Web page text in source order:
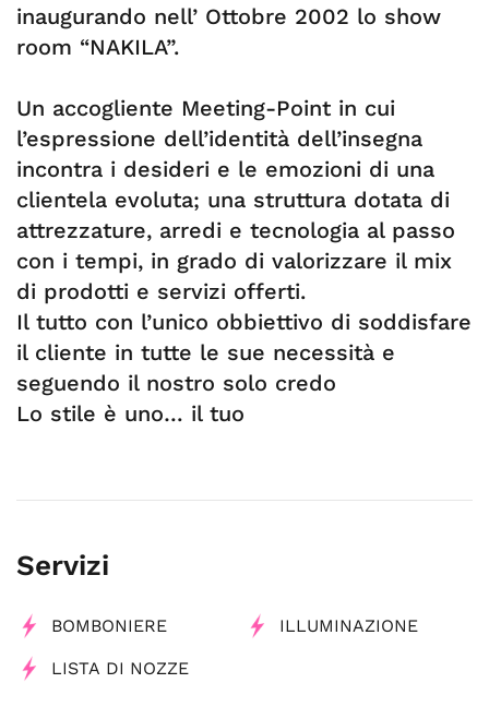
inaugurando nell’ Ottobre 2002 lo show
room “NAKILA”.
Un accogliente Meeting-Point in cui
l’espressione dell’identità dell’insegna
incontra i desideri e le emozioni di una
clientela evoluta; una struttura dotata di
attrezzature, arredi e tecnologia al passo
con i tempi, in grado di valorizzare il mix
di prodotti e servizi offerti.
Il tutto con l’unico obbiettivo di soddisfare
il cliente in tutte le sue necessità e
seguendo il nostro solo credo
Lo stile è uno… il tuo
Servizi
BOMBONIERE ILLUMINAZIONE
LISTA DI NOZZE